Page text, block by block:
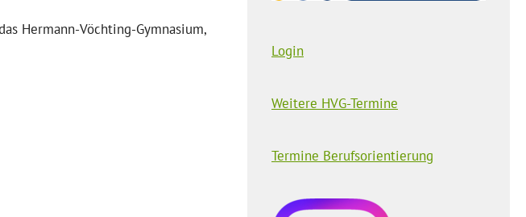
Hermann-Vöchting-Gymnasium,
Login
Weitere HVG-Termine
Termine Berufsorientierung